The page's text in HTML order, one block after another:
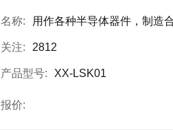
名称: 用作各种半导体器件，制造
关注: 2812
产品型号: XX-LSK01
报价: